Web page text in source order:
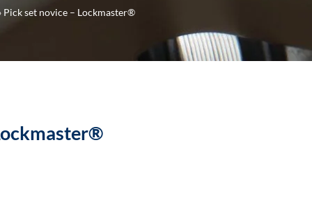
Pick set novice – Lockmaster®